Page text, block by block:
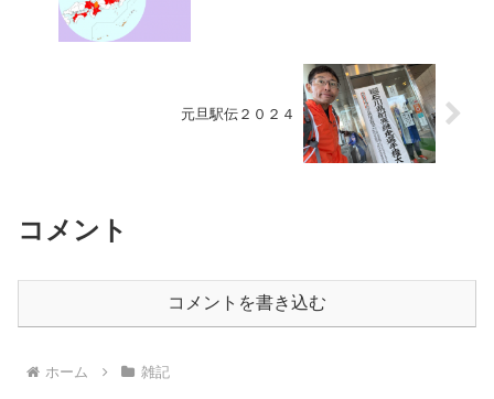
元旦駅伝２０２４
コメント
コメントを書き込む
ホーム 雑記